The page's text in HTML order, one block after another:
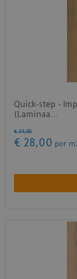
Quick-step -
(Laminaa…
€ 34,95
€ 28,00 per